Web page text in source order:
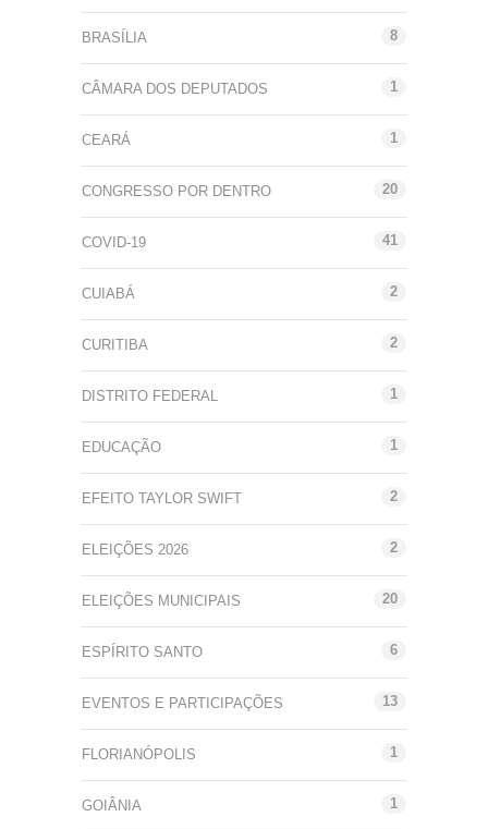
BRASÍLIA 8
CÂMARA DOS DEPUTADOS 1
CEARÁ 1
CONGRESSO POR DENTRO 20
COVID-19 41
CUIABÁ 2
CURITIBA 2
DISTRITO FEDERAL 1
EDUCAÇÃO 1
EFEITO TAYLOR SWIFT 2
ELEIÇÕES 2026 2
ELEIÇÕES MUNICIPAIS 20
ESPÍRITO SANTO 6
EVENTOS E PARTICIPAÇÕES 13
FLORIANÓPOLIS 1
GOIÂNIA 1